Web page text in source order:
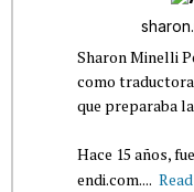
Sharon Minelli
como
que preparaba
Hace 15 años,
endi.com....